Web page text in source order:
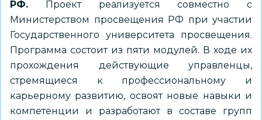
РФ. Проект реализуется совместно с
Министерством просвещения РФ при участии
Государственного университета просвещения.
Программа состоит из пяти модулей. В ходе их
прохождения действующие управленцы,
стремящиеся к профессиональному и
карьерному развитию, освоят новые навыки и
компетенции и разработают в составе групп